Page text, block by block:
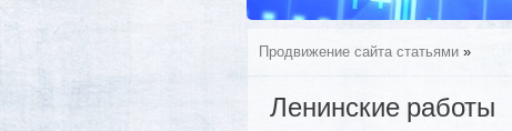
Продвижение сайта статьями »
Ленинские работы